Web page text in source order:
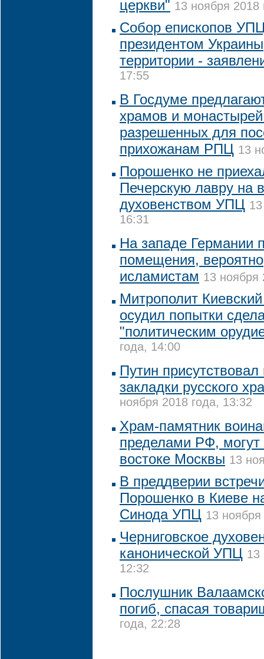
церкви" 13 ноября 2018
Собор епископов УПЦ
президентом
территории -
17:55
В Госдуме
храмов и
разрешенных для
прихожанам РПЦ 13
Порошенко не
Печерскую лавру на
духовенством УПЦ
16:31
На западе Германии
помещения,
исламистам 13 ноября
Митрополит
осудил попытки
"политическим
года, 14:00
Путин
закладки русского
ноября 2018 года, 13:32
Храм-памятник
пределами РФ, могут
востоке Москвы 13
В преддверии
Порошенко в Киеве
Синода УПЦ 13
Черниговское
канонической УПЦ 13
12:32
Послушник
погиб, спасая
года, 22:28